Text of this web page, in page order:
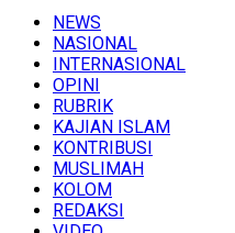
NEWS
NASIONAL
INTERNASIONAL
OPINI
RUBRIK
KAJIAN ISLAM
KONTRIBUSI
MUSLIMAH
KOLOM
REDAKSI